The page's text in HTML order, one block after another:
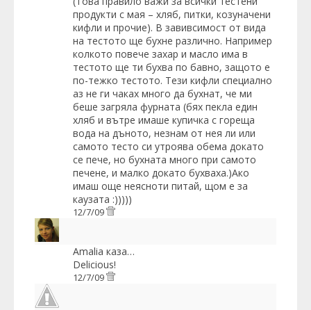
продукти с мая – хляб, питки, козуначени
кифли и прочие). В завивсимост от вида
на тестото ще бухне различно. Например
колкото повече захар и масло има в
тестото ще ти бухва по бавно, защото е
по-тежко тестото. Тези кифли специално
аз не ги чаках много да бухнат, че ми
беше загряла фурната (бях пекла един
хляб и вътре имаше купичка с гореща
вода на дъното, незнам от нея ли или
самото тесто си утроява обема докато
се пече, но бухната много при самото
печене, и малко докато бухваха.)Aко
имаш още неясноти питай, щом е за
каузата :)))))
12/7/09
Amalia каза…
Delicious!
12/7/09